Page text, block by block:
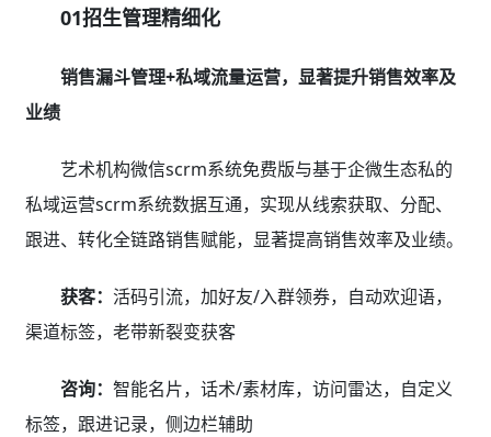
01招生管理精细化
销售漏斗管理+私域流量运营，显著提升销售效率及
业绩
艺术机构微信scrm系统免费版与基于企微生态私的
私域运营scrm系统数据互通，实现从线索获取、分配、
跟进、转化全链路销售赋能，显著提高销售效率及业绩。
获客： 活码引流，加好友/入群领券，自动欢迎语，
渠道标签，老带新裂变获客
咨询： 智能名片，话术/素材库，访问雷达，自定义
标签，跟进记录，侧边栏辅助